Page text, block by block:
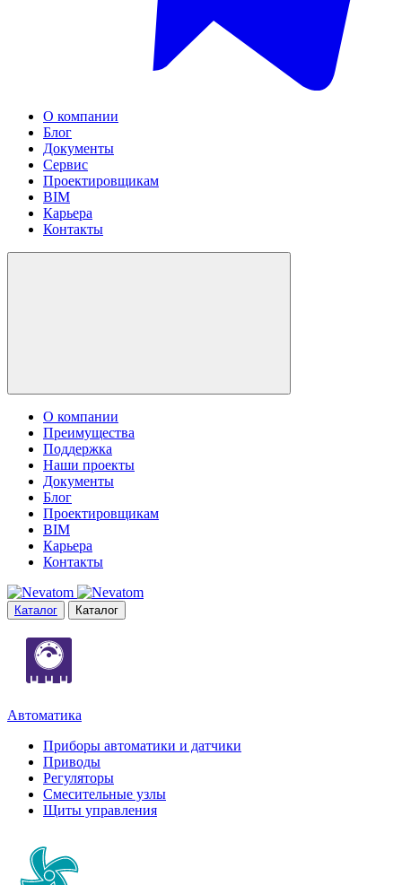
О компании
Блог
Документы
Сервис
Проектировщикам
BIM
Карьера
Контакты
О компании
Преимущества
Поддержка
Наши проекты
Документы
Блог
Проектировщикам
BIM
Карьера
Контакты
Каталог Каталог
Автоматика
Приборы автоматики и датчики
Приводы
Регуляторы
Смесительные узлы
Щиты управления